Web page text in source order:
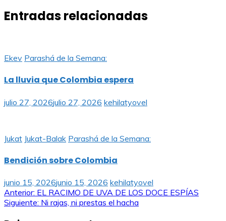
Entradas relacionadas
Ekev Parashá de la Semana:
La lluvia que Colombia espera
julio 27, 2026julio 27, 2026 kehilatyovel
Jukat Jukat-Balak Parashá de la Semana:
Bendición sobre Colombia
junio 15, 2026junio 15, 2026 kehilatyovel
Navegación
Anterior: EL RACIMO DE UVA DE LOS DOCE ESPÍAS
Siguiente: Ni rajas, ni prestas el hacha